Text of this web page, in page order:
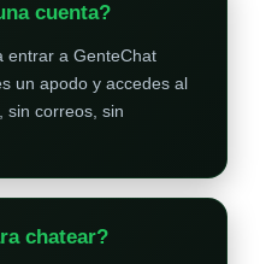
cuenta?
entrar a GenteChat
un apodo y accedes al
sin correos, sin
chatear?